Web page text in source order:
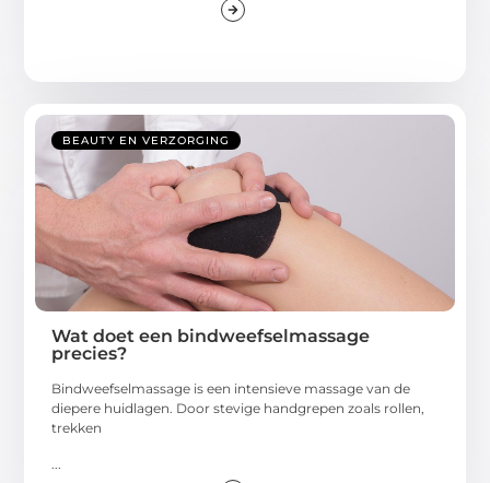
BEAUTY EN VERZORGING
Wat doet een bindweefselmassage
precies?
Bindweefselmassage is een intensieve massage van de
diepere huidlagen. Door stevige handgrepen zoals rollen,
trekken